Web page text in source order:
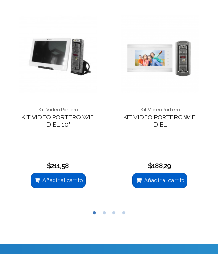
Kit Video Portero
KIT VIDEO PORTERO WIFI
DIEL 10"
$211,58
Añadir al carrito
Kit Video Portero
KIT VIDEO PORTERO WIFI
DIEL
$188,29
Añadir al carrito